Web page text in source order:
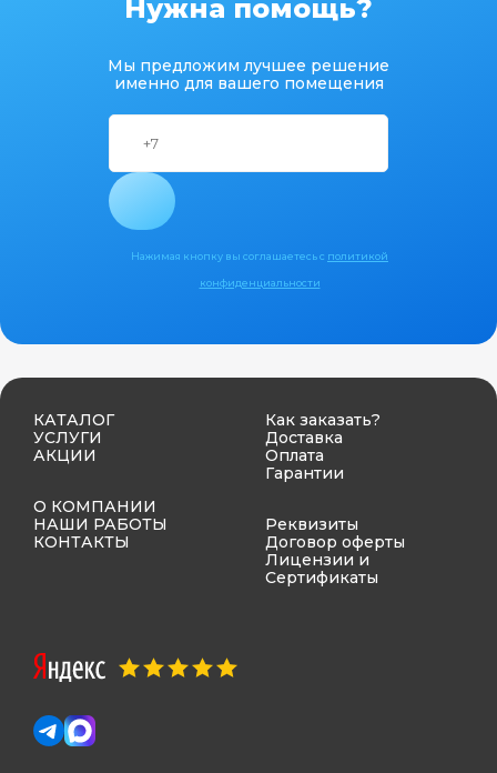
Нужна помощь?
Мы предложим лучшее решение
именно для вашего помещения
Нажимая кнопку вы соглашаетесь с политикой
конфиденциальности
КАТАЛОГ
УСЛУГИ
АКЦИИ
О КОМПАНИИ
НАШИ РАБОТЫ
КОНТАКТЫ
Как заказать?
Доставка
Оплата
Гарантии
Реквизиты
Договор оферты
Лицензии и
Сертификаты